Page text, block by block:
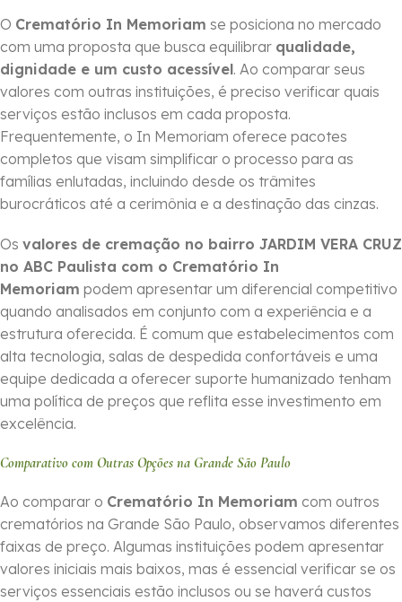
O Crematório In Memoriam se posiciona no mercado
com uma proposta que busca equilibrar qualidade,
dignidade e um custo acessível. Ao comparar seus
valores com outras instituições, é preciso verificar quais
serviços estão inclusos em cada proposta.
Frequentemente, o In Memoriam oferece pacotes
completos que visam simplificar o processo para as
famílias enlutadas, incluindo desde os trâmites
burocráticos até a cerimônia e a destinação das cinzas.
Os valores de cremação no bairro JARDIM VERA CRUZ
no ABC Paulista com o Crematório In
Memoriam podem apresentar um diferencial competitivo
quando analisados em conjunto com a experiência e a
estrutura oferecida. É comum que estabelecimentos com
alta tecnologia, salas de despedida confortáveis e uma
equipe dedicada a oferecer suporte humanizado tenham
uma política de preços que reflita esse investimento em
excelência.
Comparativo com Outras Opções na Grande São Paulo
Ao comparar o Crematório In Memoriam com outros
crematórios na Grande São Paulo, observamos diferentes
faixas de preço. Algumas instituições podem apresentar
valores iniciais mais baixos, mas é essencial verificar se os
serviços essenciais estão inclusos ou se haverá custos